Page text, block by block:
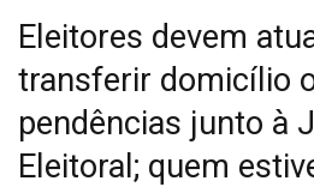
Eleitores devem
transferir domicílio
pendências junto à
Eleitoral; quem